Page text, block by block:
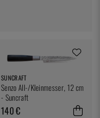
SUNCRAFT
Senzo All-/Kleinmesser, 12 cm
- Suncraft
140 €